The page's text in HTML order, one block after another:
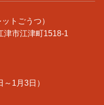
トごうつ）
津市江津町1518-1
1月3日）